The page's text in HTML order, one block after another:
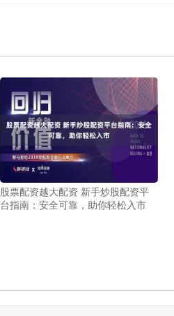
股票配资越大配资 新手炒股配资平
台指南：安全可靠，助你轻松入市